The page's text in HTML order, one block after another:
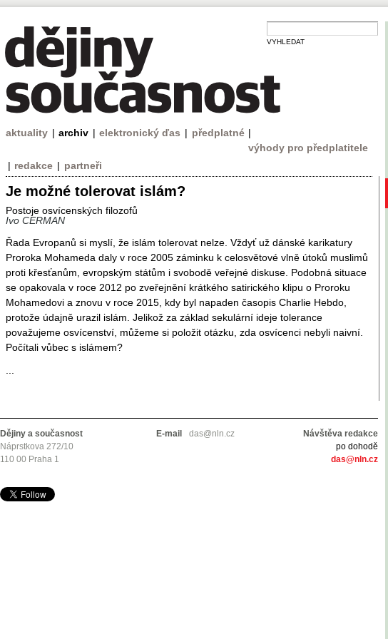
aktuality | archiv | elektronický ďas | předplatné |
výhody pro předplatitele
| redakce | partneři
VYHLEDAT
Je možné tolerovat islám?
Postoje osvícenských filozofů
Ivo CERMAN
Řada Evropanů si myslí, že islám tolerovat nelze. Vždyť už dánské karikatury
Proroka Mohameda daly v roce 2005 záminku k celosvětové vlně útoků muslimů
proti křesťanům, evropským státům i svobodě veřejné diskuse. Podobná situace
se opakovala v roce 2012 po zveřejnění krátkého satirického klipu o Proroku
Mohamedovi a znovu v roce 2015, kdy byl napaden časopis Charlie Hebdo,
protože údajně urazil islám. Jelikož za základ sekulární ideje tolerance
považujeme osvícenství, můžeme si položit otázku, zda osvícenci nebyli naivní.
Počítali vůbec s islámem?
Dějiny a současnost
Náprstkova 272/10
110 00 Praha 1
E-mail das@nln.cz
Návštěva redakce
po dohodě
das@nln.cz